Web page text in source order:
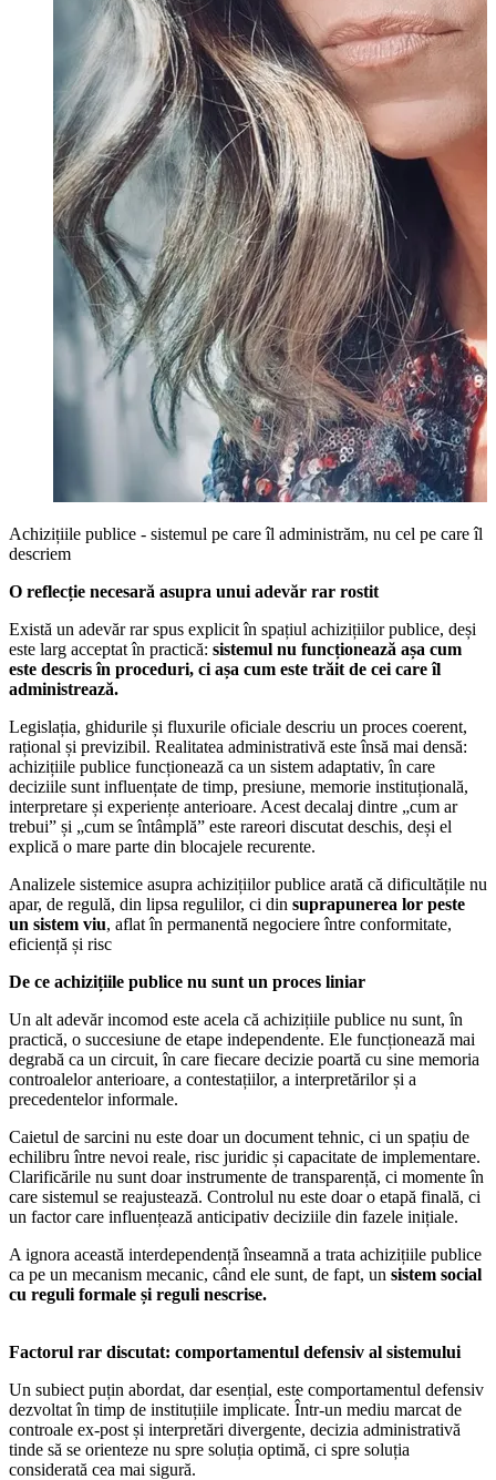
Achizițiile publice - sistemul pe care îl administrăm, nu cel pe care îl
descriem
O reflecție necesară asupra unui adevăr rar rostit
Există un adevăr rar spus explicit în spațiul achizițiilor publice, deși
este larg acceptat în practică: sistemul nu funcționează așa cum
este descris în proceduri, ci așa cum este trăit de cei care îl
administrează.
Legislația, ghidurile și fluxurile oficiale descriu un proces coerent,
rațional și previzibil. Realitatea administrativă este însă mai densă:
achizițiile publice funcționează ca un sistem adaptativ, în care
deciziile sunt influențate de timp, presiune, memorie instituțională,
interpretare și experiențe anterioare. Acest decalaj dintre „cum ar
trebui” și „cum se întâmplă” este rareori discutat deschis, deși el
explică o mare parte din blocajele recurente.
Analizele sistemice asupra achizițiilor publice arată că dificultățile nu
apar, de regulă, din lipsa regulilor, ci din suprapunerea lor peste
un sistem viu, aflat în permanentă negociere între conformitate,
eficiență și risc
De ce achizițiile publice nu sunt un proces liniar
Un alt adevăr incomod este acela că achizițiile publice nu sunt, în
practică, o succesiune de etape independente. Ele funcționează mai
degrabă ca un circuit, în care fiecare decizie poartă cu sine memoria
controalelor anterioare, a contestațiilor, a interpretărilor și a
precedentelor informale.
Caietul de sarcini nu este doar un document tehnic, ci un spațiu de
echilibru între nevoi reale, risc juridic și capacitate de implementare.
Clarificările nu sunt doar instrumente de transparență, ci momente în
care sistemul se reajustează. Controlul nu este doar o etapă finală, ci
un factor care influențează anticipativ deciziile din fazele inițiale.
A ignora această interdependență înseamnă a trata achizițiile publice
ca pe un mecanism mecanic, când ele sunt, de fapt, un sistem social
cu reguli formale și reguli nescrise.
Factorul rar discutat: comportamentul defensiv al sistemului
Un subiect puțin abordat, dar esențial, este comportamentul defensiv
dezvoltat în timp de instituțiile implicate. Într-un mediu marcat de
controale ex-post și interpretări divergente, decizia administrativă
tinde să se orienteze nu spre soluția optimă, ci spre soluția
considerată cea mai sigură.